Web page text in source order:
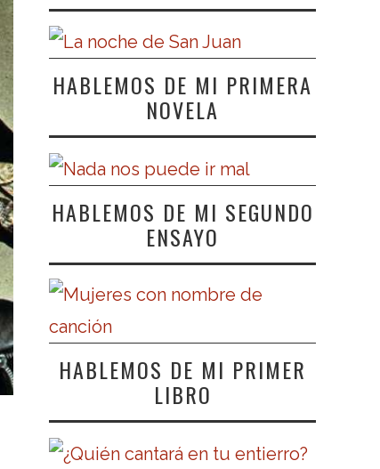
HABLEMOS DE MI PRIMERA
NOVELA
HABLEMOS DE MI SEGUNDO
ENSAYO
HABLEMOS DE MI PRIMER
LIBRO